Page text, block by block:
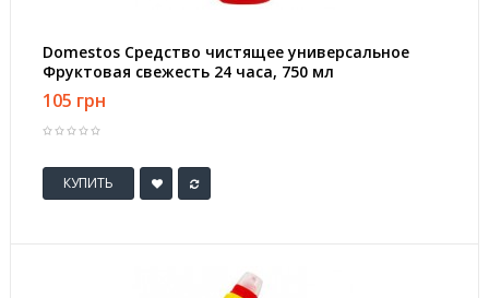
Domestos Средство чистящее универсальное
Фруктовая свежесть 24 часа, 750 мл
105 грн
КУПИТЬ